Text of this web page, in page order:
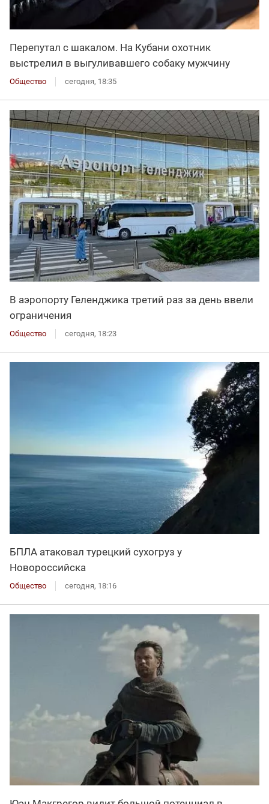
Перепутал с шакалом. На Кубани охотник
выстрелил в выгуливавшего собаку мужчину
Общество сегодня, 18:35
В аэропорту Геленджика третий раз за день ввели
ограничения
Общество сегодня, 18:23
БПЛА атаковал турецкий сухогруз у
Новороссийска
Общество сегодня, 18:16